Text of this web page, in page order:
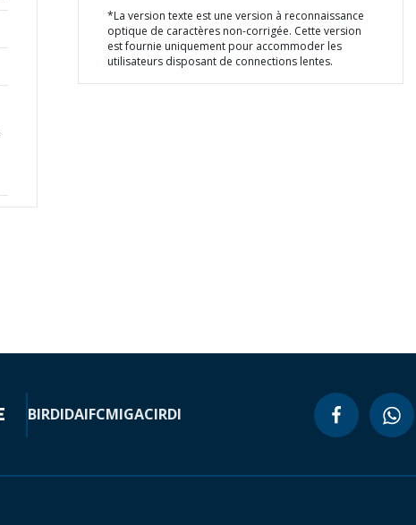
*La version texte est une version à reconnaissance
optique de caractères non-corrigée. Cette version
est fournie uniquement pour accommoder les
utilisateurs disposant de connections lentes.
BIRDIDAIFCMIGACIRDI